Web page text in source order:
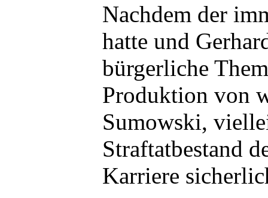
Nachdem der
hatte und
bürgerliche
Produktion von
Sumowski,
Straftatbestand
Karriere